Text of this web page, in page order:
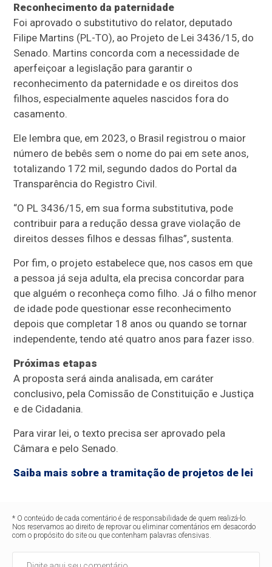
Reconhecimento da paternidade
Foi aprovado osubstitutivo do relator, deputado
Filipe Martins (PL-TO), ao Projeto de Lei 3436/15, do
Senado. Martins concorda com a necessidade de
aperfeiçoar a legislação para garantir o
reconhecimento da paternidade e os direitos dos
filhos, especialmente aqueles nascidos fora do
casamento.
Ele lembra que, em 2023, o Brasil registrou o maior
número de bebês sem o nome do pai em sete anos,
totalizando 172 mil, segundo dados do Portal da
Transparência do Registro Civil.
“O PL 3436/15, em sua forma substitutiva, pode
contribuir para a redução dessa grave violação de
direitos desses filhos e dessas filhas”, sustenta.
Por fim, o projeto estabelece que, nos casos em que
a pessoa já seja adulta, ela precisa concordar para
que alguém o reconheça como filho. Já o filho menor
de idade pode questionar esse reconhecimento
depois que completar 18 anos ou quando se tornar
independente, tendo até quatro anos para fazer isso.
Próximas etapas
A proposta será ainda analisada, em caráter
conclusivo, pela Comissão de Constituição e Justiça
e de Cidadania.
Para virar lei, o texto precisa ser aprovado pela
Câmara e pelo Senado.
Saiba mais sobre a tramitação de projetos de lei
* O conteúdo de cada comentário é de responsabilidade de quem realizá-lo.
Nos reservamos ao direito de reprovar ou eliminar comentários em desacordo
com o propósito do site ou que contenham palavras ofensivas.